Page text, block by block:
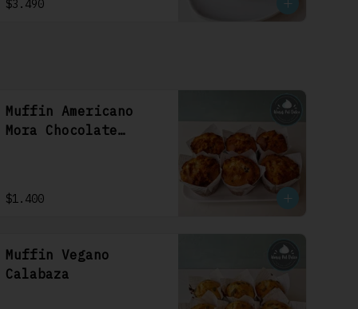
$3.490
Muffin Americano
Mora Chocolate
$1.400
Muffin Vegano
Calabaza